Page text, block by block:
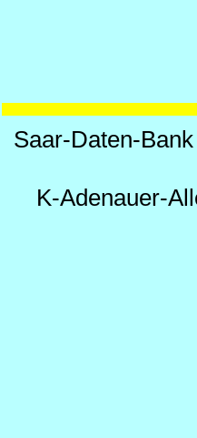
Saar-Daten-
K-Adenauer-